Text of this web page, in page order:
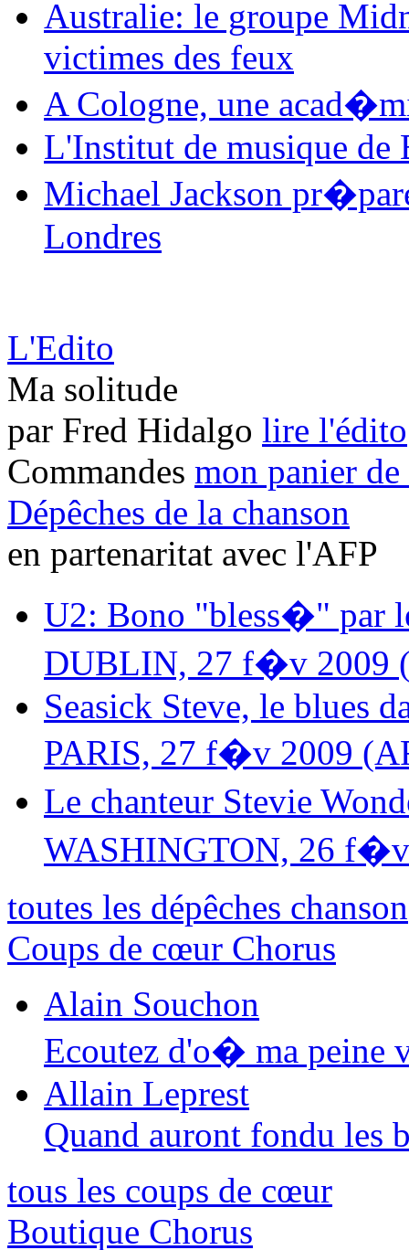
Australie: le groupe
victimes des feux
A Cologne, une
L'Institut de musique de
Michael Jackson
Londres
L'Edito
Ma solitude
par Fred Hidalgo lire l'édito
Commandes mon panier de
Dépêches de la chanson
en partenaritat avec l'AFP
U2: Bono "bless�" par
DUBLIN, 27 f�v 2009
Seasick Steve, le blues
PARIS, 27 f�v 2009
Le chanteur Stevie
WASHINGTON, 26
toutes les dépêches chanson
Coups de cœur Chorus
Alain Souchon
Ecoutez d'o� ma peine
Allain Leprest
Quand auront fondu les
tous les coups de cœur
Boutique Chorus